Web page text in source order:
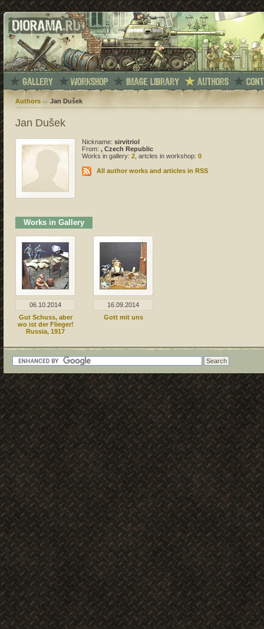
Authors Jan Dušek
Jan Dušek
Nickname: sirvitriol
From: , Czech Republic
Works in gallery: 2, artcles in workshop: 0
All author works and articles in RSS
Works in Gallery
06.10.2014
Gut Schuss, aber
wo ist der Flieger!
Russia, 1917
16.09.2014
Gott mit uns